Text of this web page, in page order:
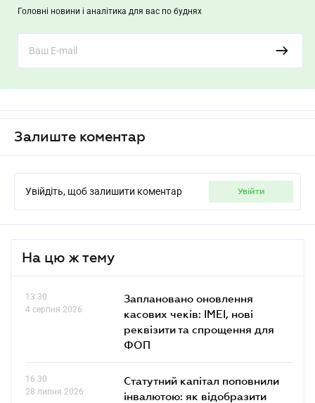
Головні новини і аналітика для вас по буднях
Залиште коментар
Увійдіть, щоб залишити коментар увійти
На цю ж тему
13.30
4 серпня 2026
Заплановано оновлення
касових чеків: IMEI, нові
реквізити та спрощення для
ФОП
16.30
28 липня 2026
Статутний капітал поповнили
інвалютою: як відобразити